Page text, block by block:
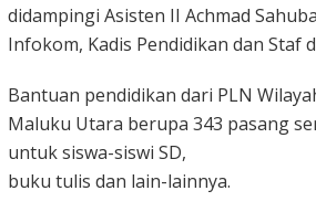
didampingi Asisten II Achmad
Infokom, Kadis Pendidikan dan Staf
Bantuan pendidikan dari PLN
Maluku Utara berupa 343 pasang
untuk siswa-siswi SD,
buku tulis dan lain-lainnya.